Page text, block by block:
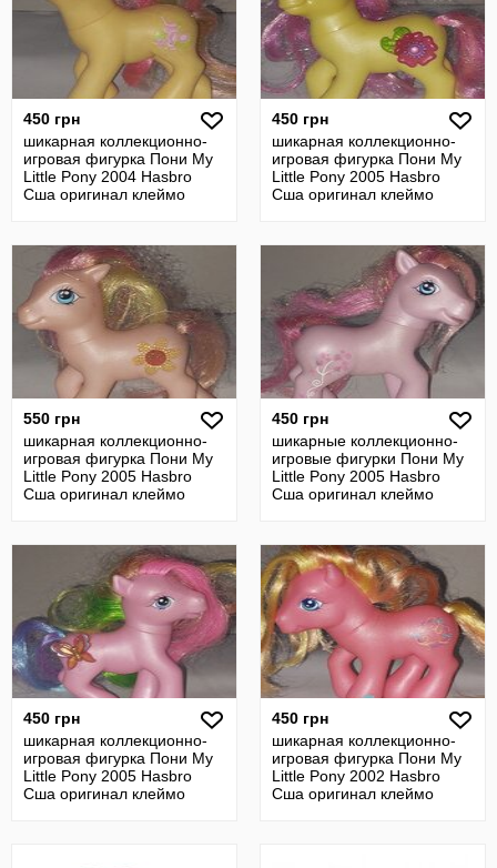
450 грн
шикарная коллекционно-
игровая фигурка Пони My
Little Pony 2004 Hasbro
Сша оригинал клеймо
450 грн
шикарная коллекционно-
игровая фигурка Пони My
Little Pony 2005 Hasbro
Сша оригинал клеймо
550 грн
шикарная коллекционно-
игровая фигурка Пони My
Little Pony 2005 Hasbro
Сша оригинал клеймо
450 грн
шикарные коллекционно-
игровые фигурки Пони My
Little Pony 2005 Hasbro
Сша оригинал клеймо
450 грн
шикарная коллекционно-
игровая фигурка Пони My
Little Pony 2005 Hasbro
Сша оригинал клеймо
450 грн
шикарная коллекционно-
игровая фигурка Пони My
Little Pony 2002 Hasbro
Сша оригинал клеймо